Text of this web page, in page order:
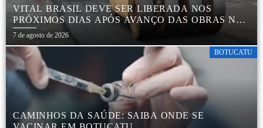
VITAL BRASIL DEVE SER LIBERADA NOS
PRÓXIMOS DIAS APÓS AVANÇO DAS OBRAS NA
REGIÃO DA RODOVIÁRIA
7 de agosto de 2026
BOTUCATU
CAMINHOS DA SAÚDE: SAIBA ONDE SE